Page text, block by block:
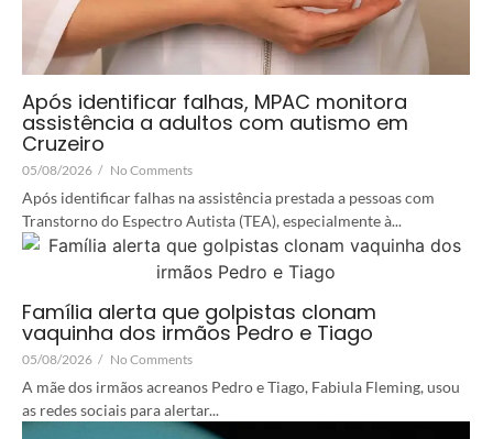
Após identificar falhas, MPAC monitora
assistência a adultos com autismo em
Cruzeiro
05/08/2026 / No Comments
Após identificar falhas na assistência prestada a pessoas com
Transtorno do Espectro Autista (TEA), especialmente à...
Família alerta que golpistas clonam
vaquinha dos irmãos Pedro e Tiago
05/08/2026 / No Comments
A mãe dos irmãos acreanos Pedro e Tiago, Fabiula Fleming, usou
as redes sociais para alertar...